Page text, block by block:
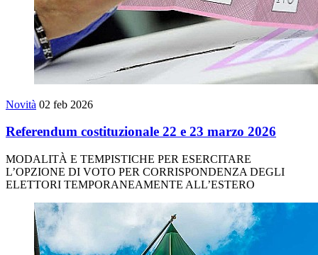
Novità 02 feb 2026
Referendum costituzionale 22 e 23 marzo 2026
MODALITÀ E TEMPISTICHE PER ESERCITARE
L’OPZIONE DI VOTO PER CORRISPONDENZA DEGLI
ELETTORI TEMPORANEAMENTE ALL’ESTERO